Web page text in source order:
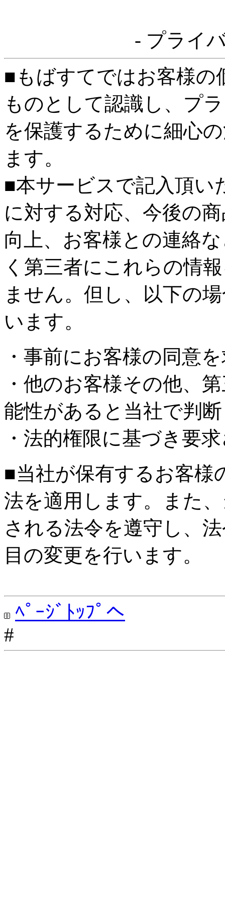
- プライ
■もばすてではお客様の
ものとして認識し、プ
を保護するために細心
ます。
■本サービスで記入頂い
に対する対応、今後の
向上、お客様との連絡
く第三者にこれらの情
ません。但し、以下の
います。
・事前にお客様の同意
・他のお客様その他、
能性があると当社で判
・法的権限に基づき要
■当社が保有するお客様
法を適用します。また
される法令を遵守し、
目の変更を行います。
ﾍﾟｰｼﾞﾄｯﾌﾟへ
#